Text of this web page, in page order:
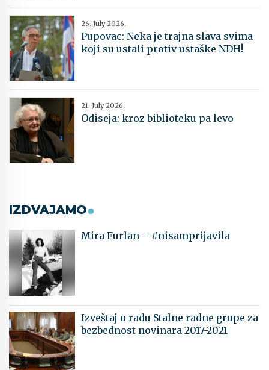
26. July 2026.
Pupovac: Neka je trajna slava svima
koji su ustali protiv ustaške NDH!
21. July 2026.
Odiseja: kroz biblioteku pa levo
IZDVAJAMO
Mira Furlan – #nisamprijavila
Izveštaj o radu Stalne radne grupe za
bezbednost novinara 2017-2021